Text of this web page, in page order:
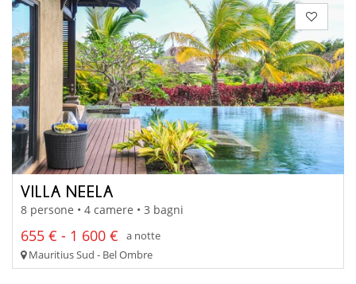
VILLA NEELA
8 persone • 4 camere • 3 bagni
655 € - 1 600 €
a notte
Mauritius Sud - Bel Ombre